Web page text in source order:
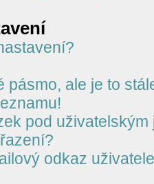
pásmo, ale je to
pod uživatelským
odkaz